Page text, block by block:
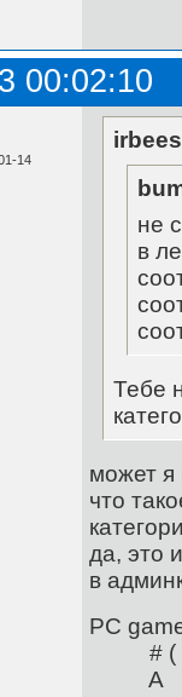
00:02:10
14
не
в
Тебе
может я
что
да, это
в
PC
# ( 0-
A